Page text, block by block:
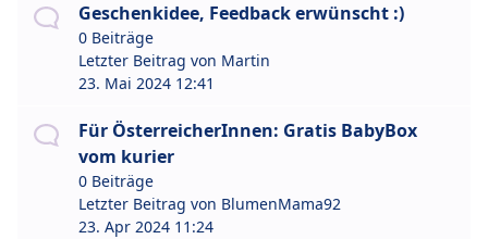
Geschenkidee, Feedback erwünscht :)
0 Beiträge
Letzter Beitrag von Martin
23. Mai 2024 12:41
Für ÖsterreicherInnen: Gratis BabyBox
vom kurier
0 Beiträge
Letzter Beitrag von BlumenMama92
23. Apr 2024 11:24